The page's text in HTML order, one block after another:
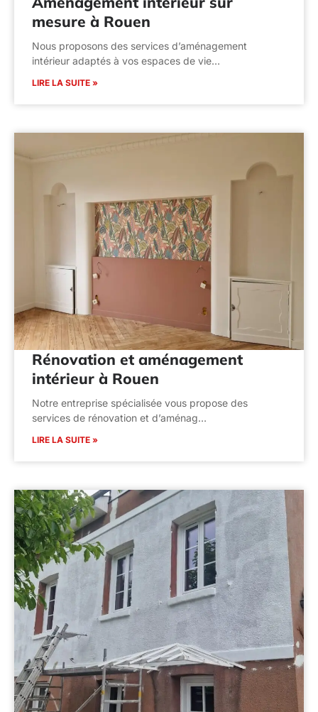
mesure à Rouen
Nous proposons des services d’aménagement
intérieur adaptés à vos espaces de vie…
LIRE LA SUITE »
Rénovation et aménagement
intérieur à Rouen
Notre entreprise spécialisée vous propose des
services de rénovation et d’aménag…
LIRE LA SUITE »